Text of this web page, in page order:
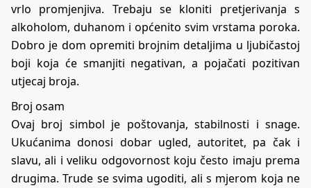
vrlo promjenjiva. Trebaju se kloniti pretjerivanja s
alkoholom, duhanom i općenito svim vrstama poroka.
Dobro je dom opremiti brojnim detaljima u ljubičastoj
boji koja će smanjiti negativan, a pojačati pozitivan
utjecaj broja.
Broj osam
Ovaj broj simbol je poštovanja, stabilnosti i snage.
Ukućanima donosi dobar ugled, autoritet, pa čak i
slavu, ali i veliku odgovornost koju često imaju prema
drugima. Trude se svima ugoditi, ali s mjerom koja ne